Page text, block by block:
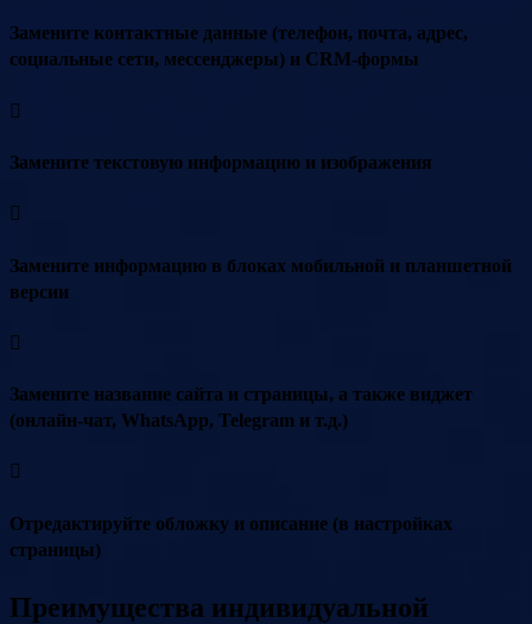
Замените контактные данные (телефон, почта, адрес,
социальные сети, мессенджеры) и CRM-формы
Замените текстовую информацию и изображения
Замените информацию в блоках мобильной и планшетной
версии
Замените название сайта и страницы, а также виджет
(онлайн-чат, WhatsApp, Telegram и т.д.)
Отредактируйте обложку и описание (в настройках
страницы)
Преимущества индивидуальной